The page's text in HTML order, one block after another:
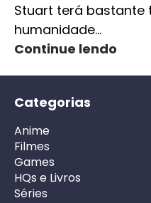
Stuart terá bastante
humanidade…
Continue lendo
Categorias
Anime
Filmes
Games
HQs e Livros
Séries